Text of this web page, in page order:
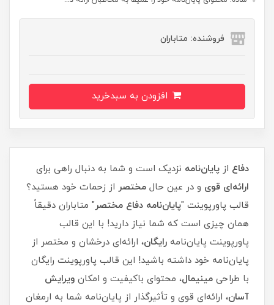
فروشنده: متاباران
دفاع از پایان‌نامه نزدیک است و شما به دنبال راهی برای
ارائه‌ای قوی و در عین حال مختصر از زحمات خود هستید؟
قالب پاورپوینت "پایان‌نامه دفاع مختصر" متاباران دقیقاً
همان چیزی است که شما نیاز دارید! با این قالب
پاورپوینت پایان‌نامه رایگان، ارائه‌ای درخشان و مختصر از
پایان‌نامه خود داشته باشید! این قالب پاورپوینت رایگان
با طراحی مینیمال، محتوای باکیفیت و امکان ویرایش
آسان، ارائه‌ای قوی و تأثیرگذار از پایان‌نامه شما به ارمغان